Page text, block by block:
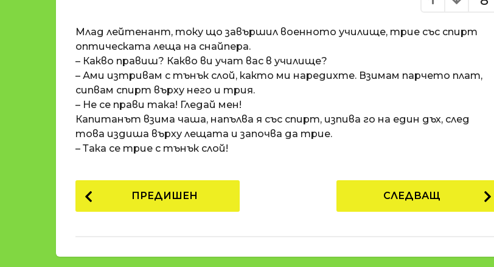
п
8
п
д
a
t
Млад лейтенант, току що завършил военното училище, трие със спирт
оптическата леща на снайпера.
– Какво правиш? Какво ви учат вас в училище?
– Ами изтривам с тънък слой, както ми наредихте. Взимам парчето плат,
сипвам спирт върху него и трия.
– Не се прави така! Гледай мен!
Капитанът взима чаша, напълва я със спирт, изпива го на един дъх, след
това издиша върху лещата и започва да трие.
– Така се трие с тънък слой!
P
o
ПРЕДИШЕН СЛЕДВАЩ